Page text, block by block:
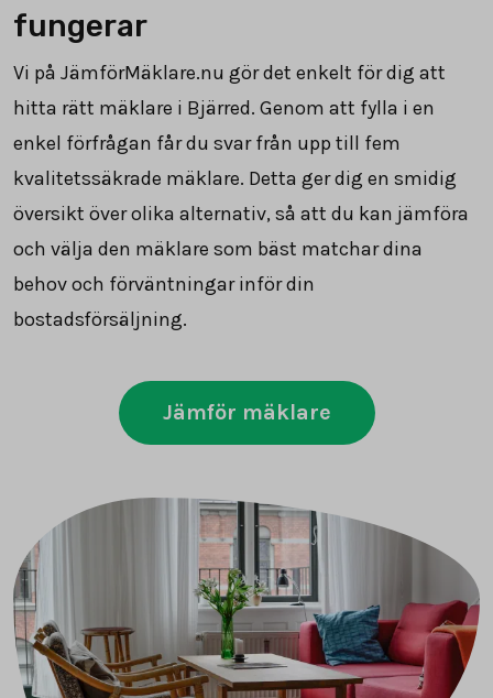
fungerar
Vi på JämförMäklare.nu gör det enkelt för dig att
hitta rätt mäklare i Bjärred. Genom att fylla i en
enkel förfrågan får du svar från upp till fem
kvalitetssäkrade mäklare. Detta ger dig en smidig
översikt över olika alternativ, så att du kan jämföra
och välja den mäklare som bäst matchar dina
behov och förväntningar inför din
bostadsförsäljning.
Jämför mäklare